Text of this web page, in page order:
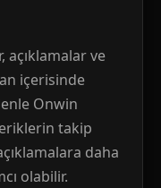
ve
içerisinde
Onwin
takip
daha
olabilir.